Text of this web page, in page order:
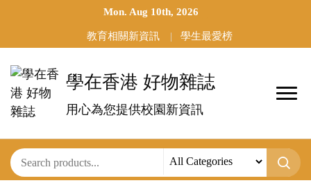
Mon. Aug 10th, 2026
教育相關新資訊 學生最愛榜
學在香港 好物雜誌
用心為您提供校園新資訊